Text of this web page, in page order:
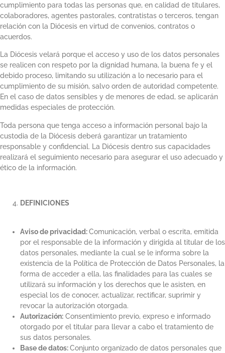
cumplimiento para todas las personas que, en calidad de titulares,
colaboradores, agentes pastorales, contratistas o terceros, tengan
relación con la Diócesis en virtud de convenios, contratos o
acuerdos.
La Diócesis velará porque el acceso y uso de los datos personales
se realicen con respeto por la dignidad humana, la buena fe y el
debido proceso, limitando su utilización a lo necesario para el
cumplimiento de su misión, salvo orden de autoridad competente.
En el caso de datos sensibles y de menores de edad, se aplicarán
medidas especiales de protección.
Toda persona que tenga acceso a información personal bajo la
custodia de la Diócesis deberá garantizar un tratamiento
responsable y confidencial. La Diócesis dentro sus capacidades
realizará el seguimiento necesario para asegurar el uso adecuado y
ético de la información.
DEFINICIONES
Aviso de privacidad:Comunicación, verbal o escrita, emitida
por el responsable de la información y dirigida al titular de los
datos personales, mediante la cual se le informa sobre la
existencia de la Política de Protección de Datos Personales, la
forma de acceder a ella, las finalidades para las cuales se
utilizará su información y los derechos que le asisten, en
especial los de conocer, actualizar, rectificar, suprimir y
revocar la autorización otorgada.
Autorización: Consentimiento previo, expreso e informado
otorgado por el titular para llevar a cabo el tratamiento de
sus datos personales.
Base de datos:Conjunto organizado de datos personales que